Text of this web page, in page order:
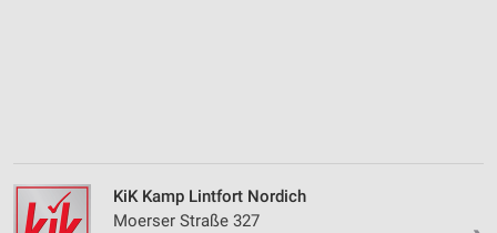
KiK Kamp Lintfort Nordich
Moerser Straße 327
Messung der Werbeleistung
Messung der Performance von Inhalten